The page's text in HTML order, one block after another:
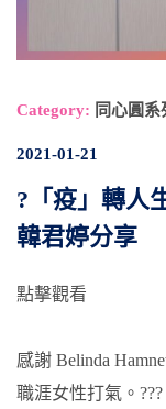
Category: 同心圓系
2021-01-21
?「疫」轉人
韓君婷分享
點擊觀看
感謝 Belinda
職涯女性打氣。???